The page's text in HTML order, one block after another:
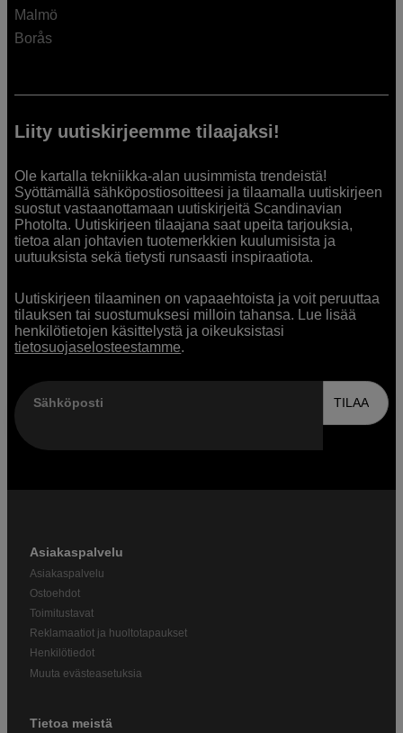
Malmö
Borås
Liity uutiskirjeemme tilaajaksi!
Ole kartalla tekniikka-alan uusimmista trendeistä!
Syöttämällä sähköpostiosoitteesi ja tilaamalla uutiskirjeen
suostut vastaanottamaan uutiskirjeitä Scandinavian
Photolta. Uutiskirjeen tilaajana saat upeita tarjouksia,
tietoa alan johtavien tuotemerkkien kuulumisista ja
uutuuksista sekä tietysti runsaasti inspiraatiota.
Uutiskirjeen tilaaminen on vapaaehtoista ja voit peruuttaa
tilauksen tai suostumuksesi milloin tahansa. Lue lisää
henkilötietojen käsittelystä ja oikeuksistasi
tietosuojaselosteestamme.
Sähköposti TILAA
Asiakaspalvelu
Asiakaspalvelu
Ostoehdot
Toimitustavat
Reklamaatiot ja huoltotapaukset
Henkilötiedot
Muuta evästeasetuksia
Tietoa meistä